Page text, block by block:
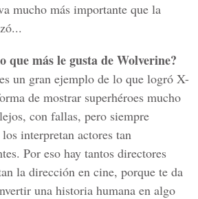
mucho más importante que la
que más le gusta de Wolverine?
un gran ejemplo de lo que logró X-
de mostrar superhéroes mucho
con fallas, pero siempre
interpretan actores tan
Por eso hay tantos directores
la dirección en cine, porque te da
una historia humana en algo